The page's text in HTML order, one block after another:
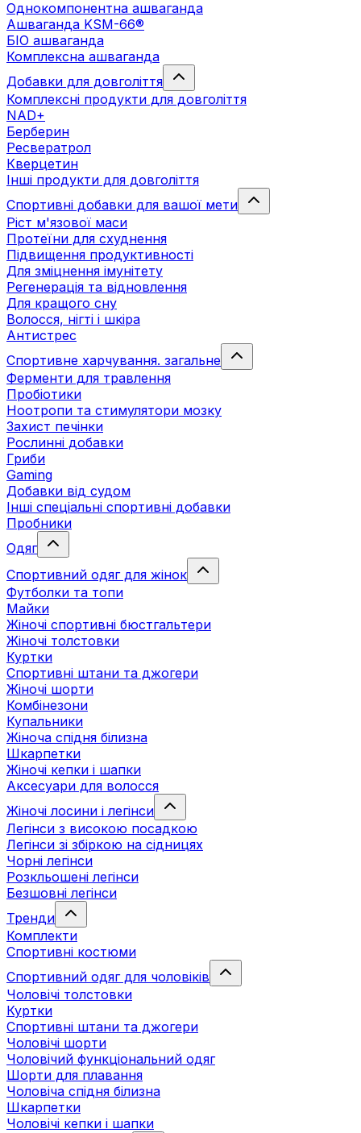
Однокомпонентна ашваганда
Ашваганда KSM-66®
БІО ашваганда
Комплексна ашваганда
Добавки для довголіття
Комплексні продукти для довголіття
NAD+
Берберин
Ресвератрол
Кверцетин
Інші продукти для довголіття
Спортивні добавки для вашої мети
Ріст м'язової маси
Протеїни для схуднення
Підвищення продуктивності
Для зміцнення імунітету
Регенерація та відновлення
Для кращого сну
Волосся, нігті і шкіра
Антистрес
Спортивне харчування. загальне
Ферменти для травлення
Пробіотики
Ноотропи та стимулятори мозку
Захист печінки
Рослинні добавки
Гриби
Gaming
Добавки від судом
Інші спеціальні спортивні добавки
Пробники
Одяг
Спортивний одяг для жінок
Футболки та топи
Майки
Жіночі спортивні бюстгальтери
Жіночі толстовки
Куртки
Спортивні штани та джогери
Жіночі шорти
Комбінезони
Купальники
Жіноча спідня білизна
Шкарпетки
Жіночі кепки і шапки
Аксесуари для волосся
Жіночі лосини і легінси
Легінси з високою посадкою
Легінси зі збіркою на сідницях
Чорні легінси
Розкльошені легінси
Безшовні легінси
Тренди
Комплекти
Спортивні костюми
Спортивний одяг для чоловіків
Чоловічі толстовки
Куртки
Спортивні штани та джогери
Чоловічі шорти
Чоловічий функціональний одяг
Шорти для плавання
Чоловіча спідня білизна
Шкарпетки
Чоловічі кепки і шапки